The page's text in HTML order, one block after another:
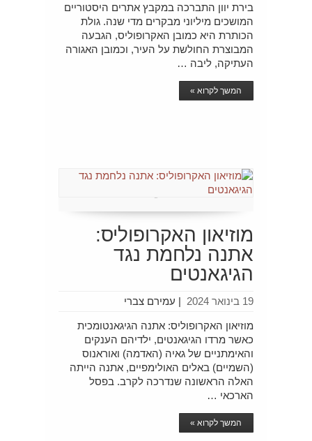
בירת יוון התברכה במקבץ אתרים היסטוריים
המושכים מיליוני מבקרים מדי שנה. גולת
הכותרת היא כמובן האקרופוליס, הגבעה
המבוצרת החולשת על העיר, וכמובן האגורה
העתיקה, ליבה …
המשך לקרוא »
מוזיאון האקרופוליס:
אתנה נלחמת נגד
הגיגאנטים
עמירם צברי | 19 בינואר 2024
מוזיאון האקרופוליס: אתנה הגיגאנטומכית
כאשר מרדו הגיגאנטים, ילדיהם הענקים
והאימתניים של גאיה (האדמה) ואוראנוס
(השמיים) באלים האולימפיים, אתנה הייתה
האלה הראשונה שנדרכה לקרב. בפסל
הארכאי …
המשך לקרוא »